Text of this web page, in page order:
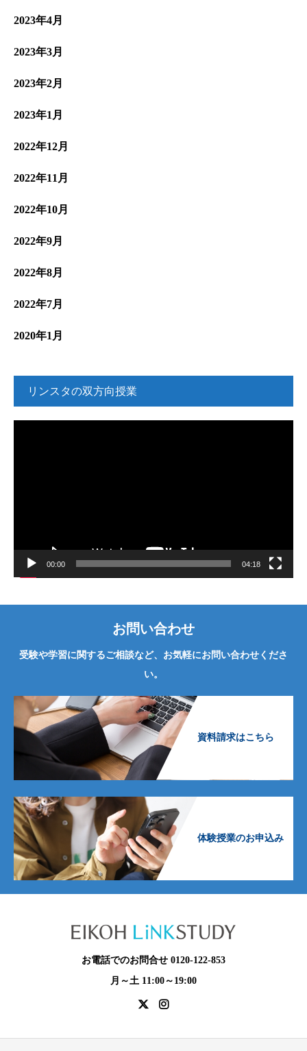
2023年4月
2023年3月
2023年2月
2023年1月
2022年12月
2022年11月
2022年10月
2022年9月
2022年8月
2022年7月
2020年1月
リンスタの双方向授業
00:00 04:18
お問い合わせ
受験や学習に関するご相談など、お気軽にお問い合わせくださ
い。
資料請求はこちら
体験授業のお申込み
お電話でのお問合せ 0120-122-853
月～土 11:00～19:00